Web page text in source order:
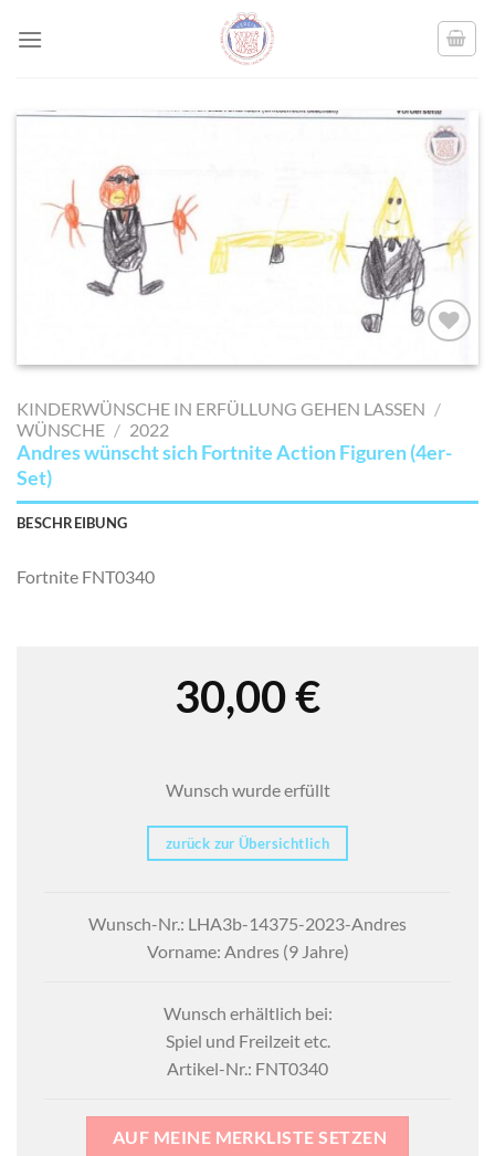
AUF MEINE
SETZEN
KINDERWÜNSCHE IN ERFÜLLUNG GEHEN LASSEN /
WÜNSCHE / 2022
Andres wünscht sich Fortnite Action Figuren (4er-
Set)
BESCHREIBUNG
Fortnite FNT0340
30,00€
Wunsch wurde erfüllt
zurück zur Übersichtlich
Wunsch-Nr.: LHA3b-14375-2023-Andres
Vorname: Andres (9 Jahre)
Wunsch erhältlich bei:
Spiel und Freilzeit etc.
Artikel-Nr.: FNT0340
AUF MEINE MERKLISTE SETZEN